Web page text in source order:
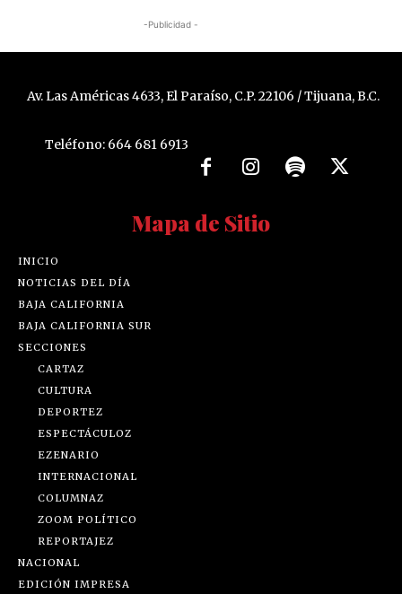
-Publicidad -
Av. Las Américas 4633, El Paraíso, C.P. 22106 / Tijuana, B.C.
Teléfono: 664 681 6913
Mapa de Sitio
INICIO
NOTICIAS DEL DÍA
BAJA CALIFORNIA
BAJA CALIFORNIA SUR
SECCIONES
CARTAZ
CULTURA
DEPORTEZ
ESPECTÁCULOZ
EZENARIO
INTERNACIONAL
COLUMNAZ
ZOOM POLÍTICO
REPORTAJEZ
NACIONAL
EDICIÓN IMPRESA